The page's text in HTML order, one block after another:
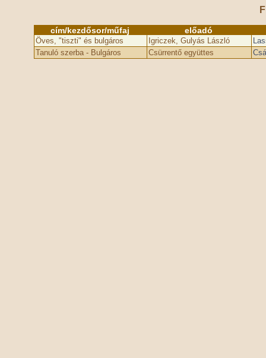
cím/kezdősor/műfaj előadó
Öves, "tiszti" és bulgáros Igriczek, Gulyás László
Tanuló szerba - Bulgáros
Csürrentő együttes